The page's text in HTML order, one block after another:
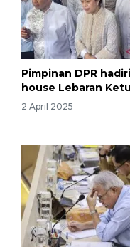
Pimpinan DPR
house Lebaran
2 April 2025